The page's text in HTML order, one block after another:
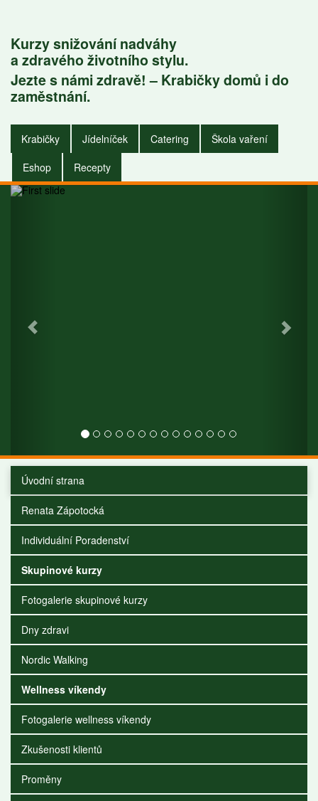
Kurzy snižování nadváhy
a zdravého životního stylu.
Jezte s námi zdravě! – Krabičky domů i do
zaměstnání.
Krabičky Jídelníček Catering
Škola vaření
Eshop
Recepty
Krabičky do
zaměstnání i do
domu.
Úvodní strana
Renata Zápotocká
Individuální Poradenství
Skupinové kurzy
Fotogalerie skupinové kurzy
Dny zdravi
Nordic Walking
Wellness víkendy
Fotogalerie wellness víkendy
Zkušenosti klientů
Proměny